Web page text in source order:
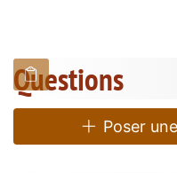
Questions
Poser